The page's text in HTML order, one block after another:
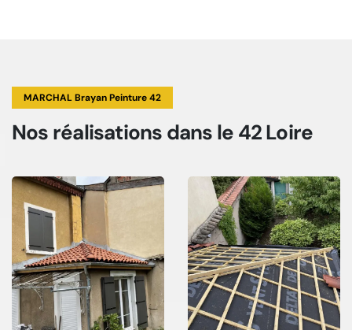
MARCHAL Brayan Peinture 42
Nos réalisations dans le 42 Loire